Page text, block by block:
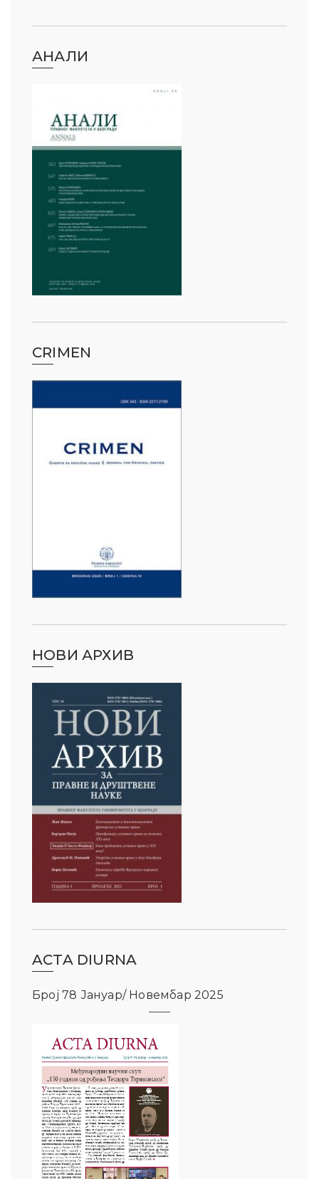
АНАЛИ
CRIMEN
НОВИ АРХИВ
ACTA DIURNA
Број 78 Јануар/ Новембар 2025